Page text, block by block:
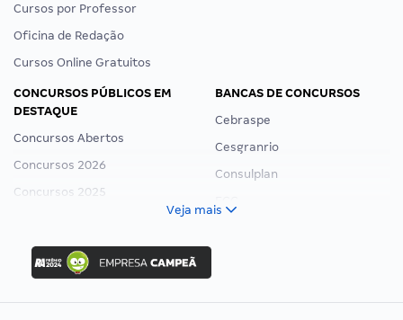
Cursos por Professor
Oficina de Redação
Cursos Online Gratuitos
CONCURSOS PÚBLICOS EM
DESTAQUE
Concursos Abertos
Concursos 2026
Concursos 2025
Concurso Ibama
Concurso MPU
Editais publicados
BANCAS DE CONCURSOS
Cebraspe
Cesgranrio
Consulplan
Veja mais